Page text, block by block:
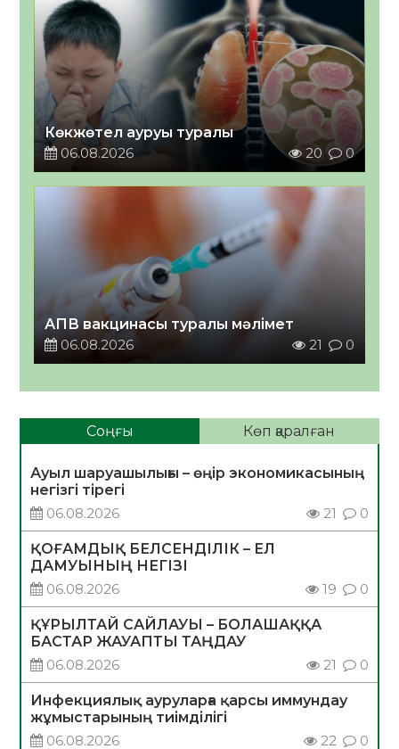
Көкжөтел ауруы туралы
06.08.2026
20 0
АПВ вакцинасы туралы мәлімет
06.08.2026
21 0
Соңғы Көп қаралған
Ауыл шаруашылығы – өңір экономикасының
негізгі тірегі
06.08.2026
21 0
ҚОҒАМДЫҚ БЕЛСЕНДІЛІК – ЕЛ
ДАМУЫНЫҢ НЕГІЗІ
06.08.2026
19 0
ҚҰРЫЛТАЙ САЙЛАУЫ – БОЛАШАҚҚА
БАСТАР ЖАУАПТЫ ТАҢДАУ
06.08.2026
21 0
Инфекциялық ауруларға қарсы иммундау
жұмыстарының тиімділігі
06.08.2026
22 0